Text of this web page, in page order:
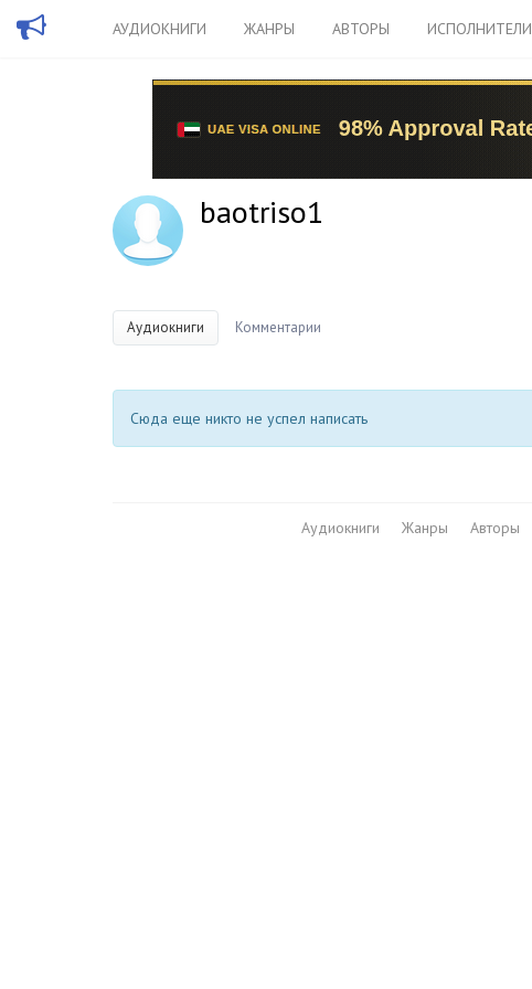
АУДИОКНИГИ ЖАНРЫ АВТОРЫ ИСПОЛНИТЕЛИ
baotriso1
Аудиокниги Комментарии
Сюда еще никто не успел написать
Аудиокниги Жанры Авторы